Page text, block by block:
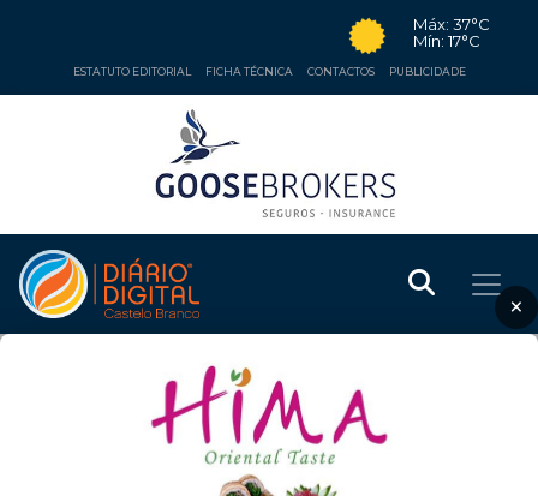
Máx: 37°C
Mín: 17°C
ESTATUTO EDITORIAL FICHA TÉCNICA CONTACTOS PUBLICIDADE
×